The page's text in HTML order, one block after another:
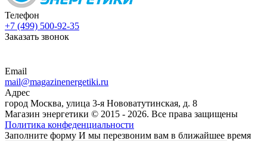
Телефон
+7 (499) 500-92-35
Заказать звонок
Email
mail@magazinenergetiki.ru
Адрес
город Москва, улица 3-я Нововатутинская, д. 8
Магазин энергетики © 2015 - 2026. Все права защищены
Политика конфеденциальности
Заполните форму И мы перезвоним вам в ближайшее время